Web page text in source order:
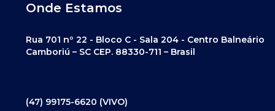
Onde Estamos
Rua 701 nº 22 - Bloco C - Sala 204 - Centro Balneário
Camboriú – SC CEP. 88330-711 – Brasil
(47) 99175-6620 (VIVO)